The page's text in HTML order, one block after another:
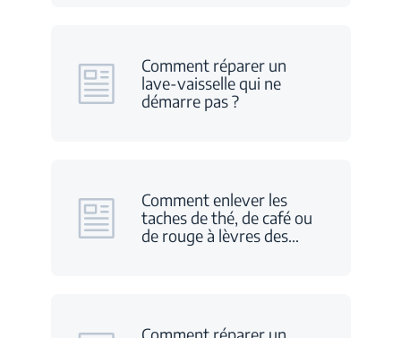
Comment réparer un
lave-vaisselle qui ne
démarre pas ?
Comment enlever les
taches de thé, de café ou
de rouge à lèvres des…